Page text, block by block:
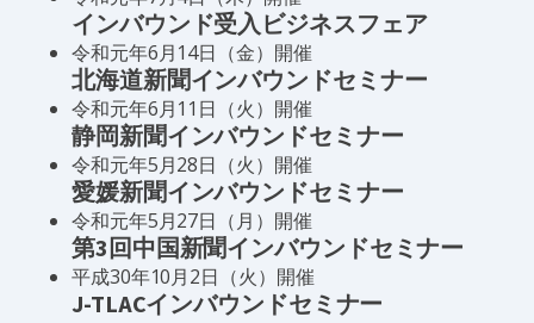
インバウンド受入ビジネスフェア
令和元年6月14日（金）開催
北海道新聞インバウンドセミナー
令和元年6月11日（火）開催
静岡新聞インバウンドセミナー
令和元年5月28日（火）開催
愛媛新聞インバウンドセミナー
令和元年5月27日（月）開催
第3回中国新聞インバウンドセミナー
平成30年10月2日（火）開催
J-TLACインバウンドセミナー